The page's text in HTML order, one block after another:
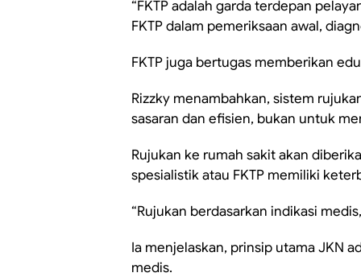
“FKTP adalah garda terdepan
FKTP dalam pemeriksaan awal,
FKTP juga bertugas memberikan
Rizzky menambahkan, sistem
sasaran dan efisien, bukan untuk
Rujukan ke rumah sakit akan
spesialistik atau FKTP memiliki
“Rujukan berdasarkan indikasi
Ia menjelaskan, prinsip utama JKN
medis.